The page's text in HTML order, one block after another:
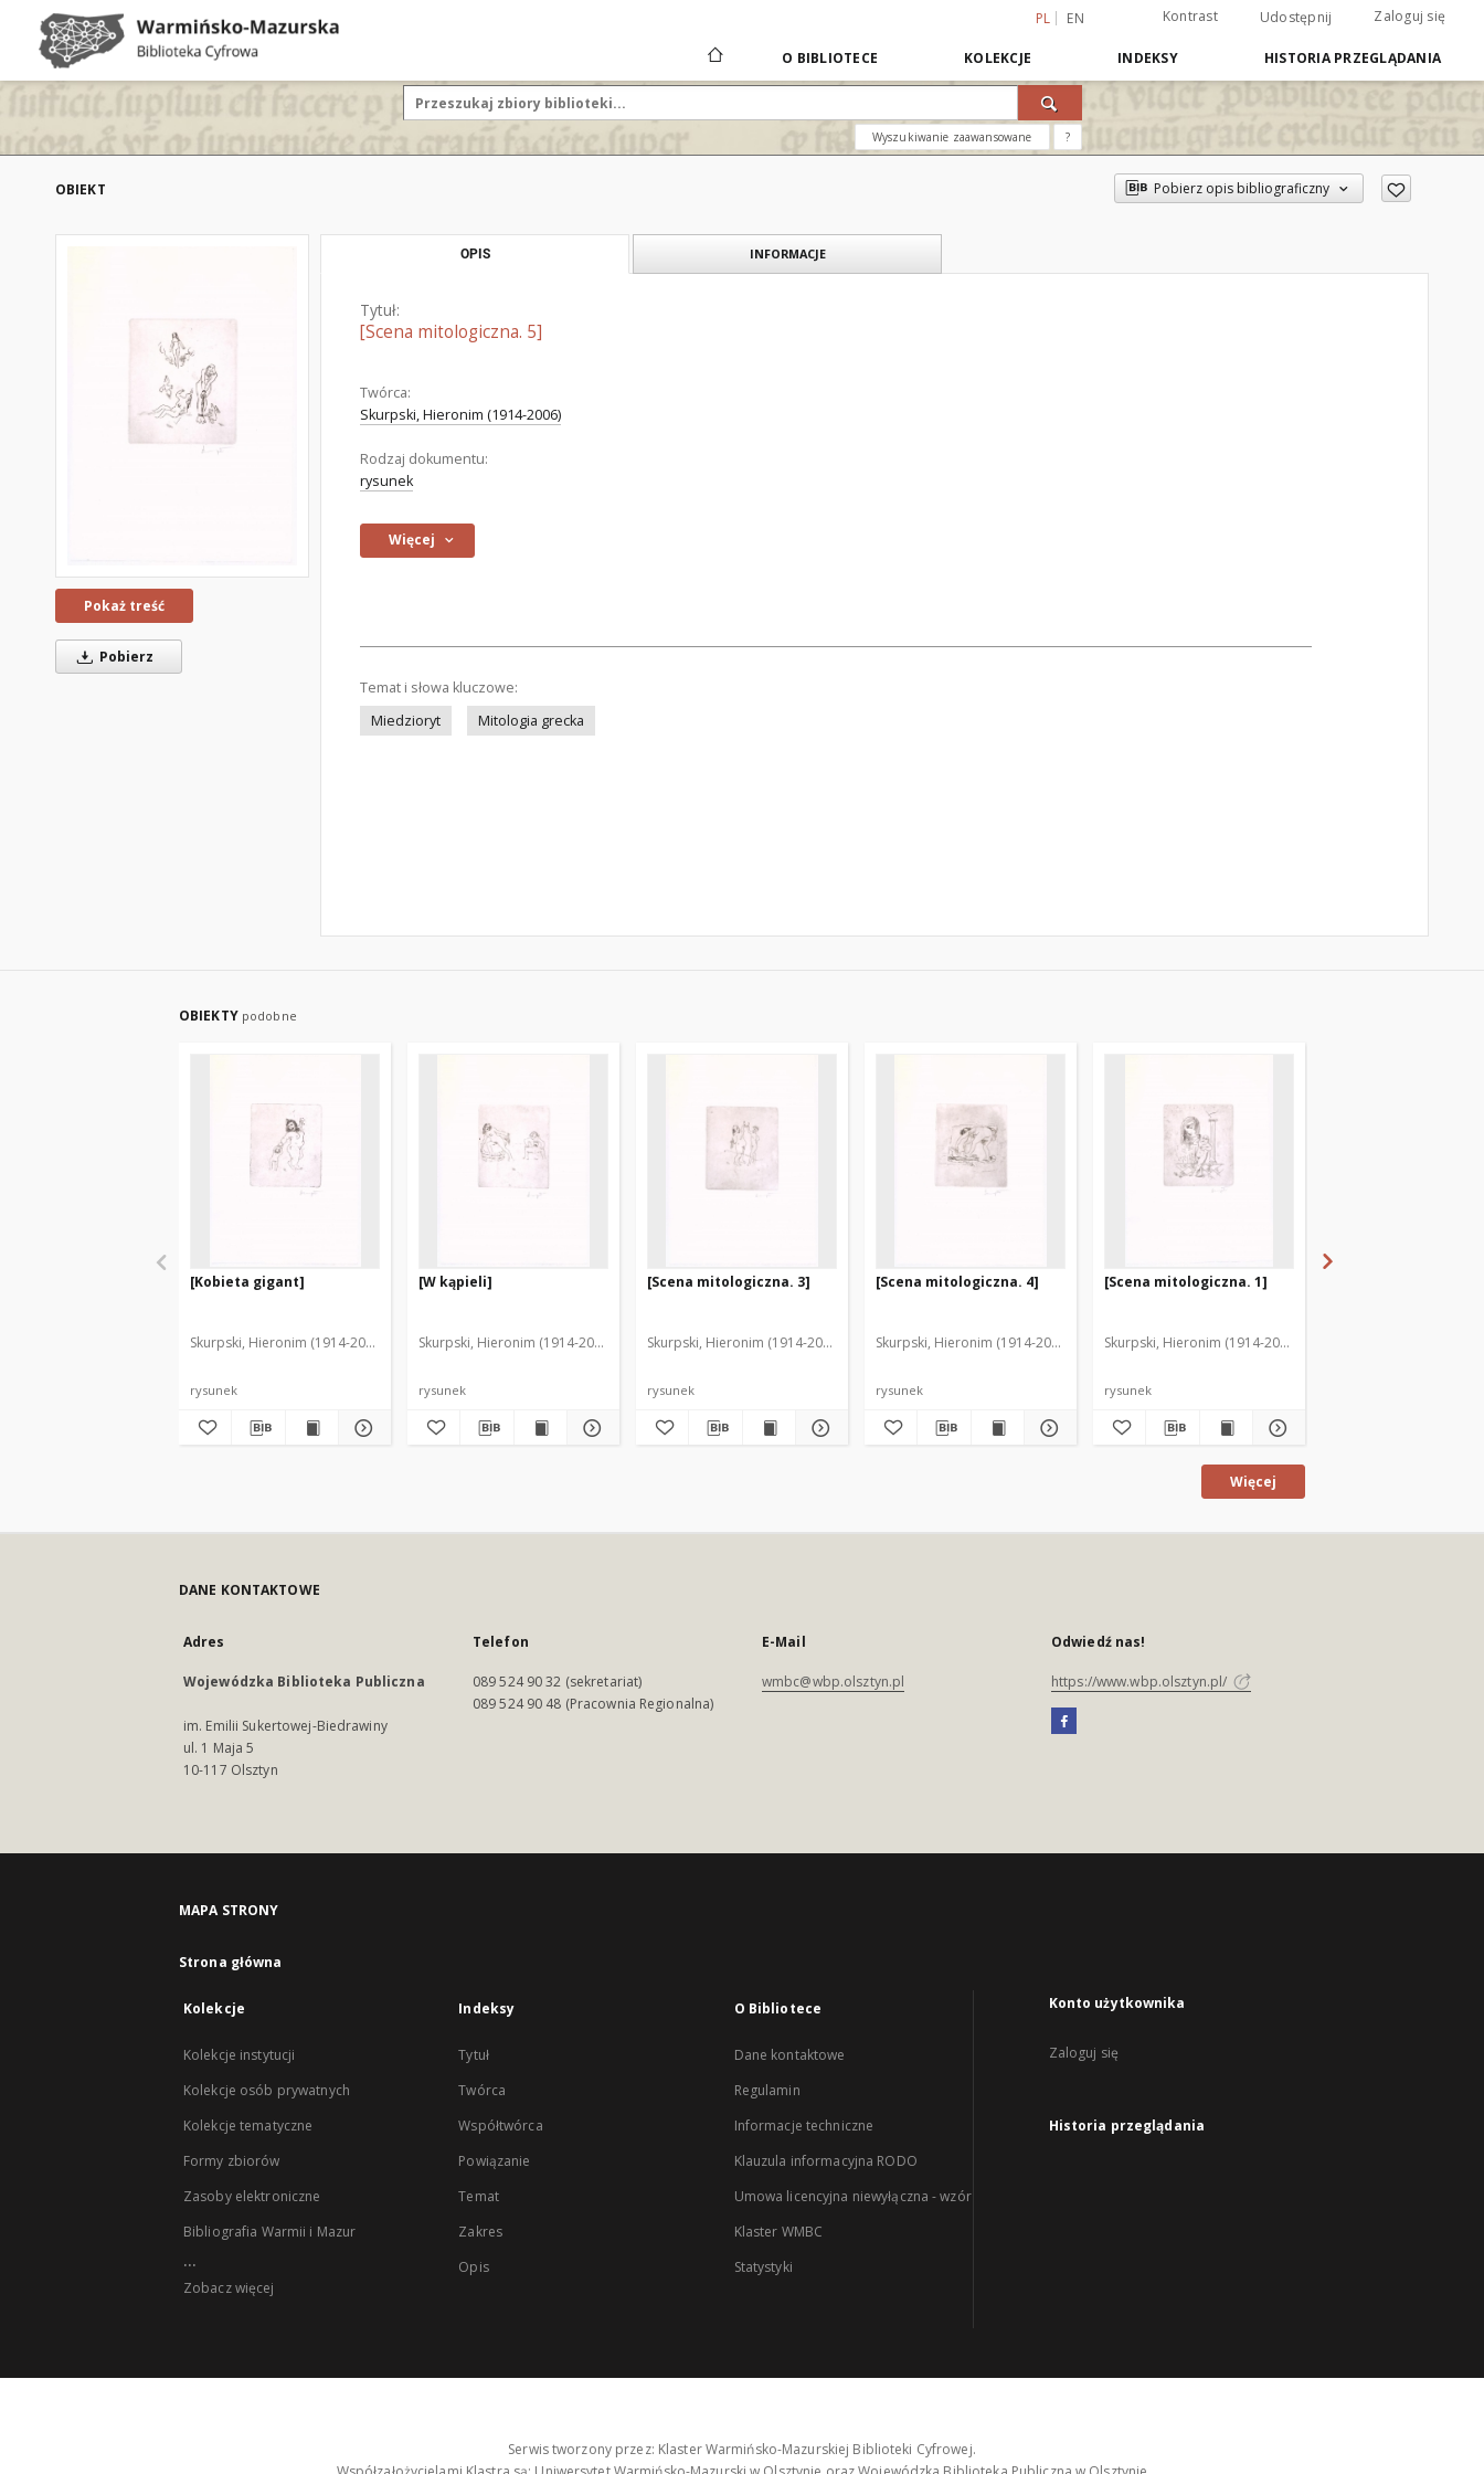
PL EN Kontrast Udostępnij Zaloguj się
O BIBLIOTECE KOLEKCJE INDEKSY HISTORIA PRZEGLĄDANIA
Wyszukiwanie zaawansowane ?
OBIEKT Pobierz opis bibliograficzny
Pokaż treść
Pobierz
OPIS INFORMACJE
Tytuł:
[Scena mitologiczna. 5]
Twórca:
Skurpski, Hieronim (1914-2006)
Rodzaj dokumentu:
rysunek
Więcej
Temat i słowa kluczowe:
Miedzioryt
Mitologia grecka
OBIEKTY podobne
[Kobieta gigant]
Skurpski, Hieronim (1914-2006)
rysunek
[W kąpieli]
Skurpski, Hieronim (1914-2006)
rysunek
[Scena mitologiczna. 3]
Skurpski, Hieronim (1914-2006)
rysunek
[Scena mitologiczna. 4]
Skurpski, Hieronim (1914-2006)
rysunek
[Scena mitologiczna. 1]
Skurpski, Hieronim (1914-2006)
rysunek
Więcej
DANE KONTAKTOWE
Adres
Wojewódzka Biblioteka Publiczna
im. Emilii Sukertowej-Biedrawiny
ul. 1 Maja 5
10-117 Olsztyn
Telefon
089 524 90 32 (sekretariat)
089 524 90 48 (Pracownia Regionalna)
E-Mail
wmbc@wbp.olsztyn.pl
Odwiedź nas!
https://www.wbp.olsztyn.pl/
MAPA STRONY
Strona główna
Kolekcje
Kolekcje instytucji
Kolekcje osób prywatnych
Kolekcje tematyczne
Formy zbiorów
Zasoby elektroniczne
Bibliografia Warmii i Mazur
...
Zobacz więcej
Indeksy
Tytuł
Twórca
Współtwórca
Powiązanie
Temat
Zakres
Opis
O Bibliotece
Dane kontaktowe
Regulamin
Informacje techniczne
Klauzula informacyjna RODO
Umowa licencyjna niewyłączna - wzór
Klaster WMBC
Statystyki
Konto użytkownika
Zaloguj się
Historia przeglądania
Serwis tworzony przez: Klaster Warmińsko-Mazurskiej Biblioteki Cyfrowej.